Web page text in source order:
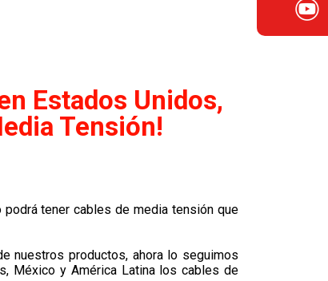
Estados Unidos,
Tensión!
tener cables de media tensión que
nuestros productos, ahora lo seguimos
México y América Latina los cables de